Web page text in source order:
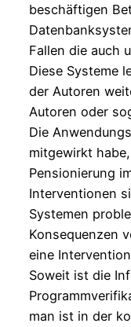
beschäftigen
Fallen die auch
Diese Systeme
der Autoren
Autoren oder
Die
mitgewirkt
Pensionierung
Interventionen
Systemen
Konsequenzen
eine
Soweit ist die
man ist in der